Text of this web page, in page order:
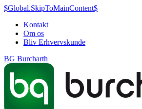
$Global.SkipToMainContent$
Kontakt
Om os
Bliv Erhvervskunde
BG Burcharth